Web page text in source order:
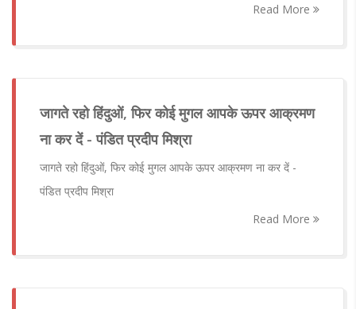
Read More
जागते रहो हिंदुओं, फिर कोई मुगल आपके ऊपर आक्रमण
ना कर दें - पंडित प्रदीप मिश्रा
जागते रहो हिंदुओं, फिर कोई मुगल आपके ऊपर आक्रमण ना कर दें -
पंडित प्रदीप मिश्रा
Read More